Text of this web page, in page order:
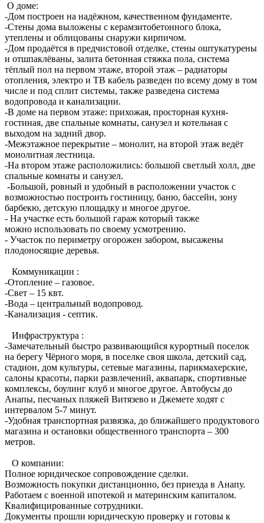
О доме:
-Дом построен на надёжном, качественном фундаменте.
-Стены дома выложены с керамзитобетонного блока,
утеплены и облицованы снаружи кирпичом.
-Дом продаётся в предчистовой отделке, стены оштукатурены
и отшпаклёваны, залита бетонная стяжка пола, система
тёплый пол на первом этаже, второй этаж – радиаторы
отопления, электро и ТВ кабель разведен по всему дому в том
числе и под сплит системы, также разведена система
водопровода и канализации.
-В доме на первом этаже: прихожая, просторная кухня-
гостиная, две спальные комнаты, санузел и котельная с
выходом на задний двор.
-Межэтажное перекрытие – монолит, на второй этаж ведёт
монолитная лестница.
-На втором этаже расположились: большой светлый холл, две
спальные комнаты и санузел.
-Большой, ровный и удобный в расположении участок с
возможностью построить гостиницу, баню, бассейн, зону
барбекю, детскую площадку и многое другое.
- На участке есть большой гараж который также
можно использовать по своему усмотрению.
- Участок по периметру огорожен забором, высажены
плодоносящие деревья.
Коммуникации :
-Отопление – газовое.
-Свет – 15 квт.
-Вода – центральный водопровод.
-Канализация - септик.
Инфраструктура :
-Замечательный быстро развивающийся курортный поселок
на берегу Чёрного моря, в поселке своя школа, детский сад,
стадион, дом культуры, сетевые магазины, парикмахерские,
салоны красоты, парки развлечений, аквапарк, спортивные
комплексы, боулинг клуб и многое другое. Автобусы до
Анапы, песчаных пляжей Витязево и Джемете ходят с
интервалом 5-7 минут.
-Удобная транспортная развязка, до ближайшего продуктового
магазина и остановки общественного транспорта – 300
метров.
О компании:
Полное юридическое сопровождение сделки.
Возможность покупки дистанционно, без приезда в Анапу.
Работаем с военной ипотекой и материнским капиталом.
Квалифицированные сотрудники.
Документы прошли юридическую проверку и готовы к